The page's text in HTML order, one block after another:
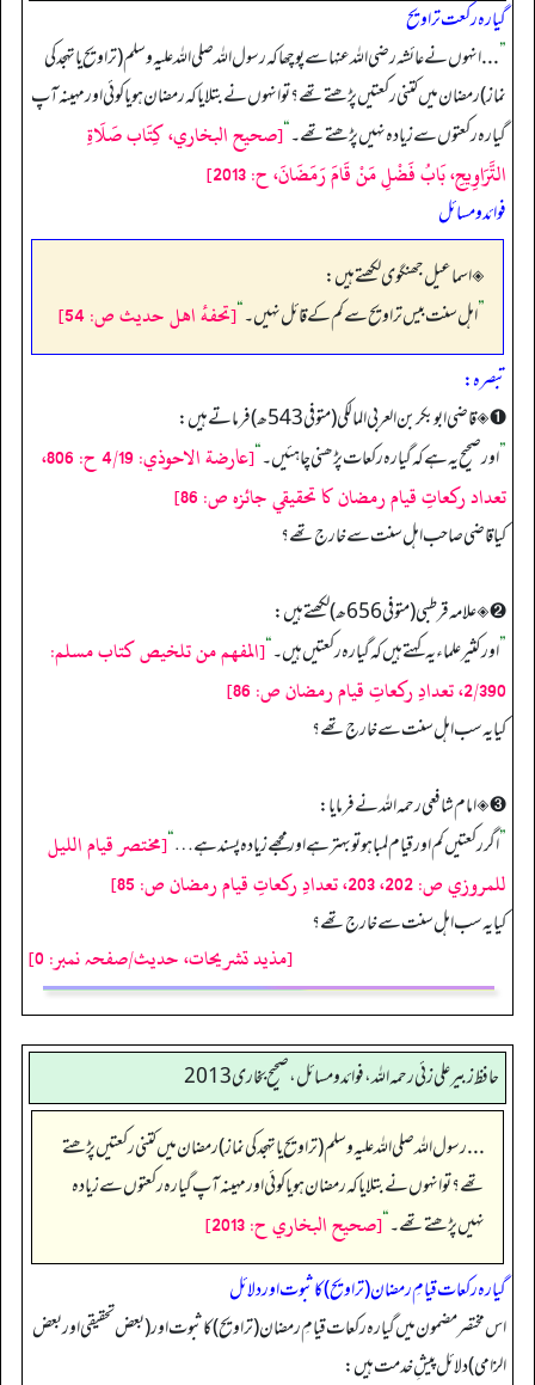
گیارہ رکعت تراویح
”... انہوں نے عائشہ رضی اللہ عنہا سے پوچھا کہ رسول اللہ صلی اللہ علیہ وسلم (تراویح یا تہجد کی
نماز) رمضان میں کتنی رکعتیں پڑھتے تھے؟ تو انہوں نے بتلایا کہ رمضان ہو یا کوئی اور مہینہ آپ
گیارہ رکعتوں سے زیادہ نہیں پڑھتے تھے۔“[صحيح البخاري، كِتَاب صَلَاةِ
التَّرَاوِيحِ، بَابُ فَضْلِ مَنْ قَامَ رَمَضَانَ، ح: 2013]
فوائد و مسائل
◈ اسماعیل جھنگوی لکھتے ہیں:
”اہل سنت بیس تراویح سے کم کے قائل نہیں۔“[تحفهٔ اهل حديث ص: 54]
تبصرہ:
➊ ◈ قاضی ابوبکر بن العربی المالکی (متوفی 543ھ) فرماتے ہیں:
”اور صحیح یہ ہے کہ گیارہ رکعات پڑھنی چاہئیں۔“
[عارضة الاحوذي: 4/19 ح: 806،
تعداد ركعاتِ قيام رمضان كا تحقيقي جائزه ص: 86]
کیا قاضی صاحب اہل سنت سے خارج تھے؟
➋ ◈ علامہ قرطبی (متوفی 656ھ) لکھتے ہیں:
”اور کثیر علماء یہ کہتے ہیں کہ گیارہ رکعتیں ہیں۔“[المفهم من تلخيص كتاب مسلم:
2/390، تعدادِ ركعاتِ قيام رمضان ص: 86]
کیا یہ سب اہل سنت سے خارج تھے؟
➌ ◈ امام شافعی رحمہ اللہ نے فرمایا:
”اگر رکعتیں کم اور قیام لمبا ہو تو بہتر ہے اور مجھے زیادہ پسند ہے…“[مختصر قيام الليل
للمروزي ص: 202، 203، تعدادِ ركعاتِ قيام رمضان ص: 85]
کیا یہ سب اہل سنت سے خارج تھے؟
[مذید تشریحات، حدیث/صفحہ نمبر: 0]
حافظ زبير على زئي رحمه الله، فوائد و مسائل، صحیح بخاری 2013
... رسول اللہ صلی اللہ علیہ وسلم (تراویح یا تہجد کی نماز) رمضان میں کتنی رکعتیں پڑھتے
تھے؟ تو انہوں نے بتلایا کہ رمضان ہو یا کوئی اور مہینہ آپ گیارہ رکعتوں سے زیادہ
نہیں پڑھتے تھے۔“[صحيح البخاري ح: 2013]
گیارہ رکعات قیامِ رمضان (تراویح) کا ثبوت اور دلائل
اس مختصر مضمون میں گیارہ رکعات قیامِ رمضان (تراویح) کا ثبوت اور (بعض تحقیقی اور بعض
الزامی) دلائل پیشِ خدمت ہیں: